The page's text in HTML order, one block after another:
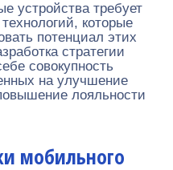
устройства требует
которые
потенциал этих
стратегии
совокупность
на улучшение
лояльности
мобильного